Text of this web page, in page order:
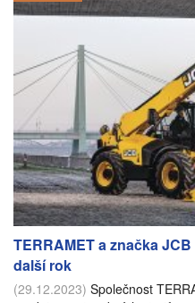
TERRAMET a značka
další rok
(29.12.2023) Společnost